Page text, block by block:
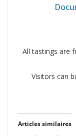
All tastings are
Visitors can
Articles similaires